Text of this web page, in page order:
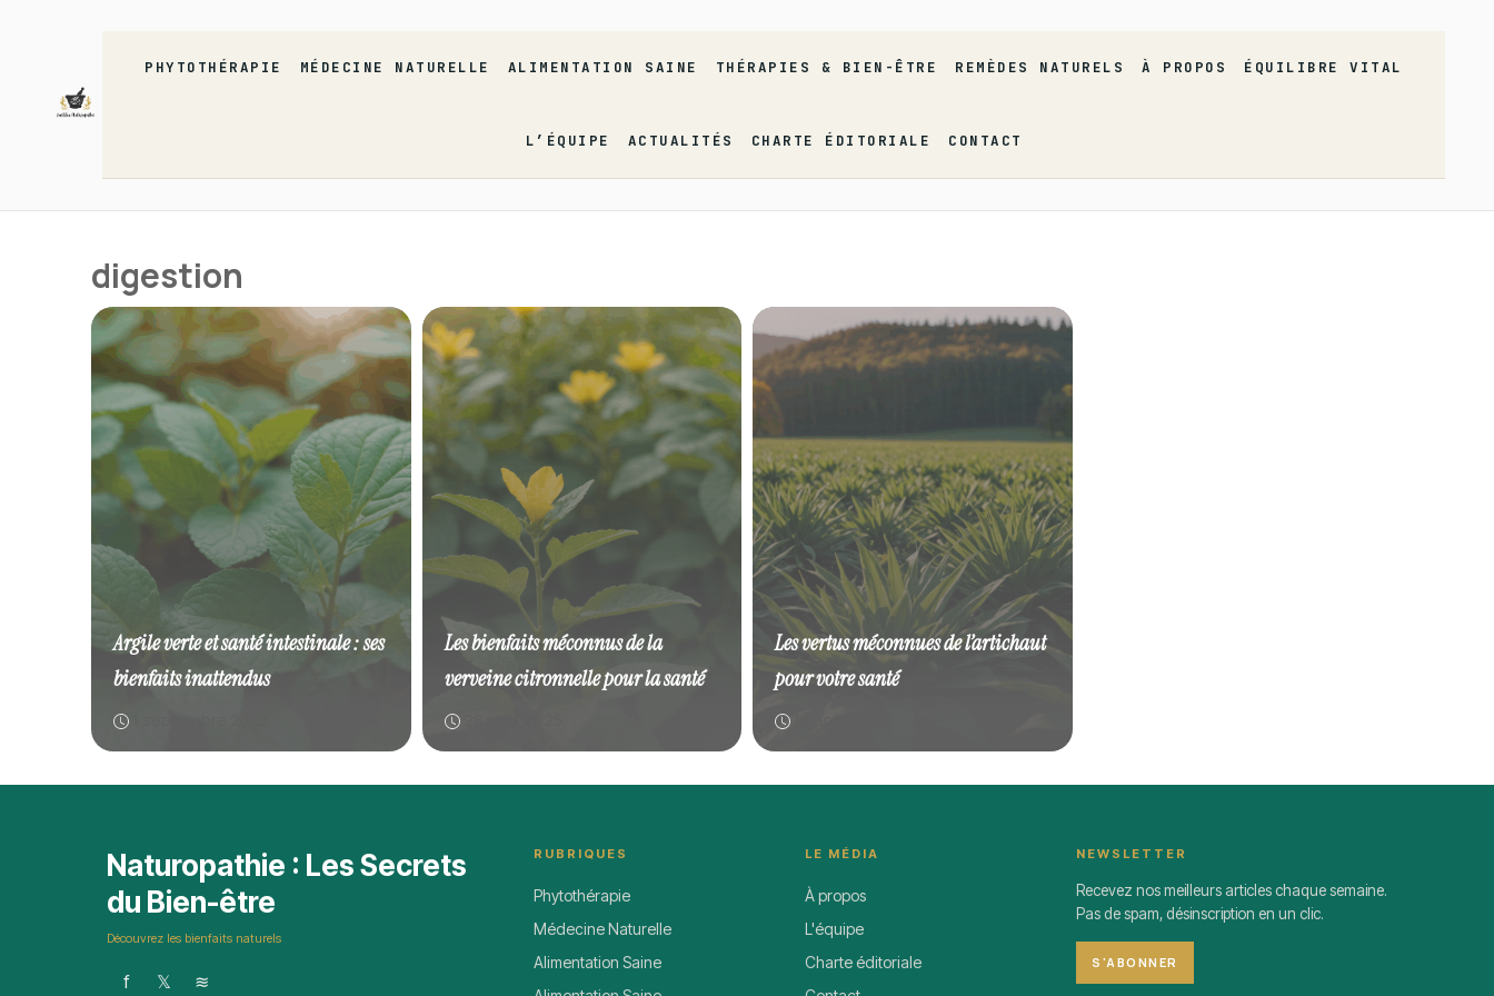
PHYTOTHÉRAPIE MÉDECINE NATURELLE ALIMENTATION SAINE THÉRAPIES & BIEN-ÊTRE REMÈDES NATURELS À PROPOS ÉQUILIBRE VITAL
L’ÉQUIPE ACTUALITÉS CHARTE ÉDITORIALE CONTACT
digestion
Argile verte et santé intestinale : ses
bienfaits inattendus
Les bienfaits méconnus de la
verveine citronnelle pour la santé
Les vertus méconnues de l’artichaut
pour votre santé
Naturopathie : Les Secrets
du Bien-être
Découvrez les bienfaits naturels
f 𝕏 ≋
RUBRIQUES
Phytothérapie
Médecine Naturelle
Alimentation Saine
LE MÉDIA
À propos
L'équipe
Charte éditoriale
NEWSLETTER
Recevez nos meilleurs articles chaque semaine.
Pas de spam, désinscription en un clic.
S'ABONNER